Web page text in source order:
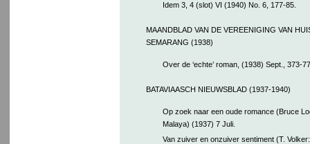
Idem 3, 4 (slot) VI (1940) No. 6, 177-85.
MAANDBLAD VAN DE VEREENIGING VAN
SEMARANG (1938)
Over de ‘echte’ roman, (1938) Sept., 373-
BATAVIAASCH NIEUWSBLAD (1937-1940)
Op zoek naar een oude romance (Bruce
Malaya) (1937) 7 Juli.
Van zuiver en onzuiver sentiment (T.